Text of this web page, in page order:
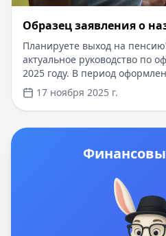
Образец заявления о
Планируете выход на
актуальное руководство по
2025 году. В период
может потребоваться
Рассмотрите возможность
000 рублей на срок до 5 лет.
минимальный пакет
оформления. На нашем
ставкой от 5.5% годовых.
17 ноября 2025 г.